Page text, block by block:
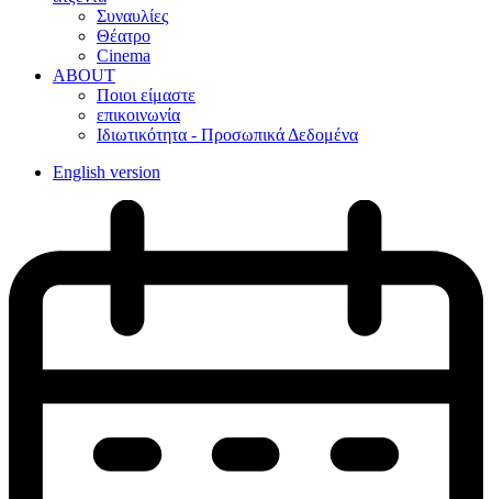
Συναυλίες
Θέατρο
Cinema
ABOUT
Ποιοι είμαστε
επικοινωνία
Ιδιωτικότητα - Προσωπικά Δεδομένα
English version